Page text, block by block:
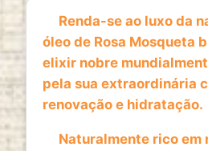
Renda-se ao luxo da
óleo de Rosa Mosqueta
elixir nobre
pela sua extraordinária
renovação e hidratação.
Naturalmente rico em
ESTATISTICAS
Cookies de estatísticas
forma anónima. Estes
compreender como os